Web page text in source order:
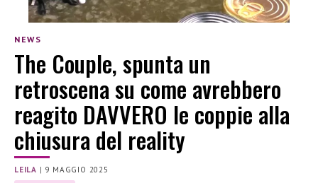
NEWS
The Couple, spunta un
retroscena su come avrebbero
reagito DAVVERO le coppie alla
chiusura del reality
LEILA | 9 MAGGIO 2025